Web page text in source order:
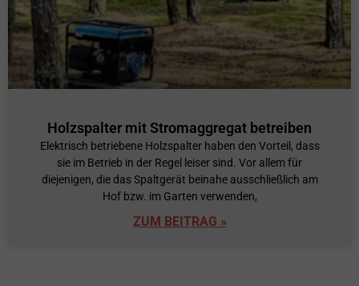
Holzspalter mit Stromaggregat betreiben
Elektrisch betriebene Holzspalter haben den Vorteil, dass
sie im Betrieb in der Regel leiser sind. Vor allem für
diejenigen, die das Spaltgerät beinahe ausschließlich am
Hof bzw. im Garten verwenden,
ZUM BEITRAG »